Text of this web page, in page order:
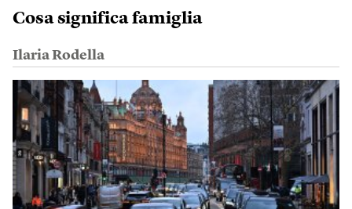
Cosa significa famiglia
Ilaria Rodella